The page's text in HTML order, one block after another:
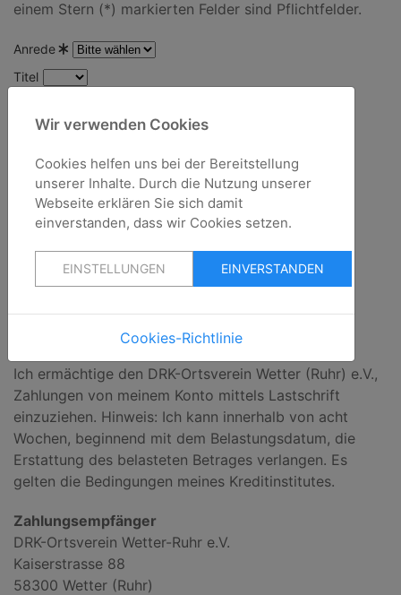
einem Stern (*) markierten Felder sind Pflichtfelder.
Anrede
Titel
Nachname
Straße / Nr.
PLZ
Ihre Bankverbindung
Kontoinhaber
Ich ermächtige den DRK-Ortsverein Wetter (Ruhr) e.V.,
Zahlungen von meinem Konto mittels Lastschrift
einzuziehen. Hinweis: Ich kann innerhalb von acht
Wochen, beginnend mit dem Belastungsdatum, die
Erstattung des belasteten Betrages verlangen. Es
gelten die Bedingungen meines Kreditinstitutes.
Zahlungsempfänger
DRK-Ortsverein Wetter-Ruhr e.V.
Kaiserstrasse 88
58300 Wetter (Ruhr)
Wir verwenden Cookies
Cookies helfen uns bei der Bereitstellung
unserer Inhalte. Durch die Nutzung unserer
Webseite erklären Sie sich damit
einverstanden, dass wir Cookies setzen.
EINSTELLUNGEN EINVERSTANDEN
Cookies-Richtlinie